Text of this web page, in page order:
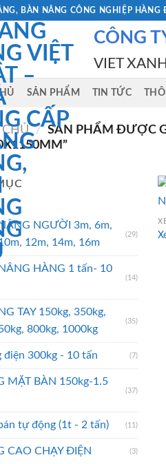
BÀN NÂNG CÔNG NGHIỆP HÀNG
CÔNG
VIET
SẢN PHẨM TIN TỨC
/ SẢN PHẨM ĐƯỢC
NGƯỜI 3m, 6m,
12m, 14m, 16m
(29)
HÀNG 1 tấn- 10
(14)
TAY 150kg, 350kg,
800kg, 1000kg
(35)
điện 300kg - 10 tấn (7)
MẶT BÀN 150kg-1.5
(37)
tự động (1t - 2 tấn) (11)
CAO CHẠY ĐIỆN (3)